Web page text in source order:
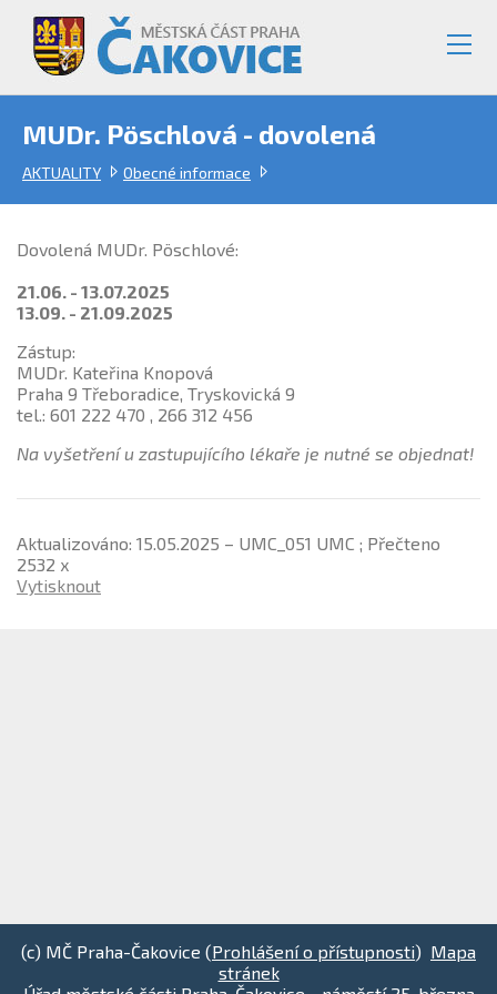
MUDr. Pöschlová - dovolená
AKTUALITY Obecné informace
Dovolená MUDr. Pöschlové:
21.06. - 13.07.2025
13.09. - 21.09.2025
Zástup:
MUDr. Kateřina Knopová
Praha 9 Třeboradice, Tryskovická 9
tel.: 601 222 470 , 266 312 456
Na vyšetření u zastupujícího lékaře je nutné se objednat!
Aktualizováno: 15.05.2025 – UMC_051 UMC ; Přečteno
2532 x
Vytisknout
(c) MČ Praha-Čakovice (Prohlášení o přístupnosti) Mapa
stránek